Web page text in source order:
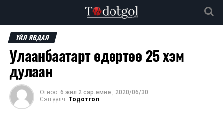
ҮЙЛ ЯВДАЛ
Улаанбаатарт өдөртөө 25 хэм
дулаан
Огноо: 6 жил 2 сар.өмнө , 2020/06/30
Сэтгүүлч: Тодотгол